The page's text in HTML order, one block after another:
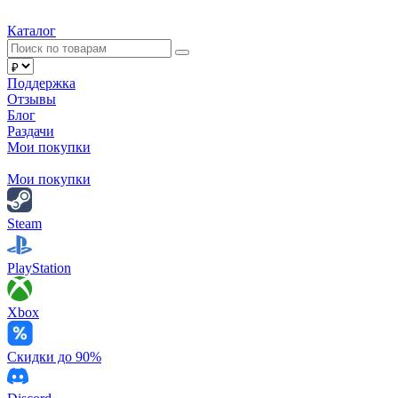
Каталог
Поддержка
Отзывы
Блог
Раздачи
Мои покупки
Мои покупки
Steam
PlayStation
Xbox
Скидки до 90%